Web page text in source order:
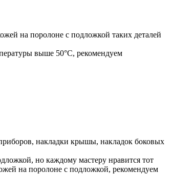
на поролоне с подложкой таких деталей
выше 50°С, рекомендуем
накладки крышы, накладок боковых
но каждому мастеру нравится тот
на поролоне с подложкой, рекомендуем